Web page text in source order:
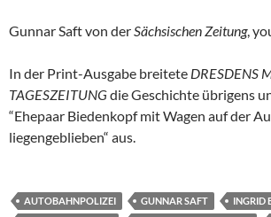
Gunnar Saft von der Sächsischen Zeitung,
In der Print-Ausgabe breitete DRESDENS
TAGESZEITUNGdie Geschichte übrigens
“Ehepaar Biedenkopf mit Wagen auf der
liegengeblieben“ aus.
AUTOBAHNPOLIZEI GUNNAR SAFT
INGRID